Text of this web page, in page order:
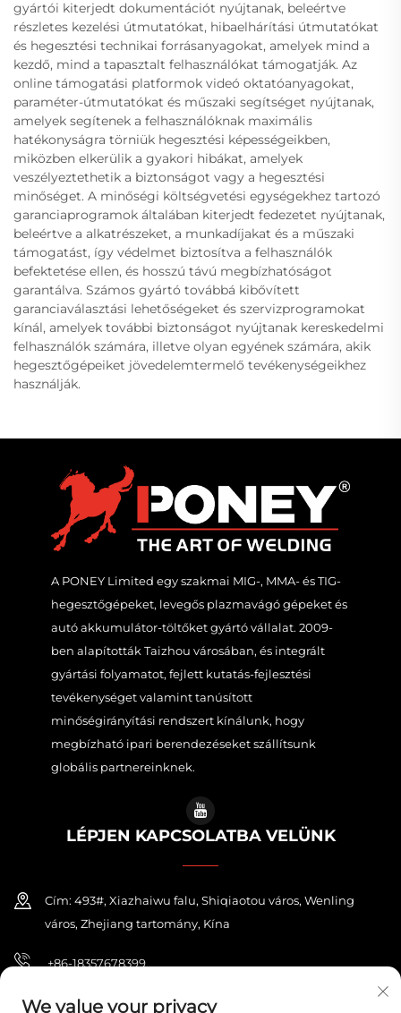
gyártói kiterjedt dokumentációt nyújtanak, beleértve
részletes kezelési útmutatókat, hibaelhárítási útmutatókat
és hegesztési technikai forrásanyagokat, amelyek mind a
kezdő, mind a tapasztalt felhasználókat támogatják. Az
online támogatási platformok videó oktatóanyagokat,
paraméter-útmutatókat és műszaki segítséget nyújtanak,
amelyek segítenek a felhasználóknak maximális
hatékonyságra törniük hegesztési képességeikben,
miközben elkerülik a gyakori hibákat, amelyek
veszélyeztethetik a biztonságot vagy a hegesztési
minőséget. A minőségi költségvetési egységekhez tartozó
garanciaprogramok általában kiterjedt fedezetet nyújtanak,
beleértve a alkatrészeket, a munkadíjakat és a műszaki
támogatást, így védelmet biztosítva a felhasználók
befektetése ellen, és hosszú távú megbízhatóságot
garantálva. Számos gyártó továbbá kibővített
garanciaválasztási lehetőségeket és szervizprogramokat
kínál, amelyek további biztonságot nyújtanak kereskedelmi
felhasználók számára, illetve olyan egyének számára, akik
hegesztőgépeiket jövedelemtermelő tevékenységeikhez
használják.
A PONEY Limited egy szakmai MIG-, MMA- és TIG-
hegesztőgépeket, levegős plazmavágó gépeket és
autó akkumulátor-töltőket gyártó vállalat. 2009-
ben alapították Taizhou városában, és integrált
gyártási folyamatot, fejlett kutatás-fejlesztési
tevékenységet valamint tanúsított
minőségirányítási rendszert kínálunk, hogy
megbízható ipari berendezéseket szállítsunk
globális partnereinknek.
LÉPJEN KAPCSOLATBA VELÜNK
Cím: 493#, Xiazhaiwu falu, Shiqiaotou város, Wenling
város, Zhejiang tartomány, Kína
+86-18357678399
[email protected]
We value your privacy